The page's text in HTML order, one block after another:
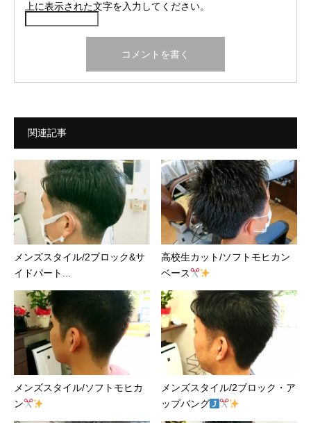
上に表示された文字を入力してください。
関連記事
メンズスタイル/2ブロック&サ
イドパート...
高校生カット/ソフトモヒカン
ベース
メンズスタイル/ソフトモヒカ
ン
メンズスタイル/2ブロック・ア
ップバング